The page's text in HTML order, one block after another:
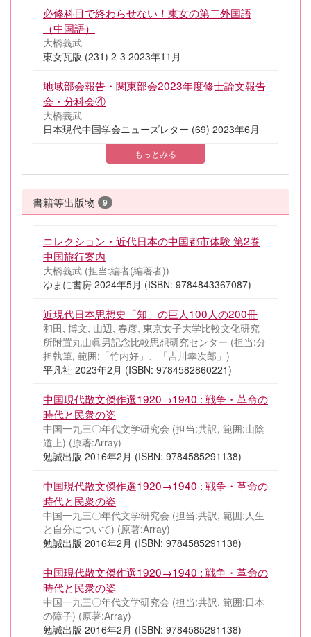
必修科目で終わらせない！東女の第二外国語
（中国語）
大橋義武
東女瓦版 (231) 2-3 2023年11月
地域部会報告・関東部会2023年度修士論文報告
会・分科会④
大橋義武
日本現代中国学会ニューズレター (69) 2023年6月
もっとみる
書籍等出版物 9
コレクション・近代日本の中国都市体験 第2巻
中国旅行案内
大橋義武 (担当:編者(編著者))
ゆまに書房 2024年5月 (ISBN: 9784843367087)
近現代日本思想史「知」の巨人100人の200冊
和田, 博文, 山辺, 春彦, 東京女子大学比較文化研究
所附置丸山眞男記念比較思想研究センター (担当:分
担執筆, 範囲:「竹内好」、「吉川幸次郎」)
平凡社 2023年2月 (ISBN: 9784582860221)
中国現代散文傑作選1920→1940 : 戦争・革命の
時代と民衆の姿
中国一九三〇年代文学研究会 (担当:共訳, 範囲:山陰
道上) (原著:Array)
勉誠出版 2016年2月 (ISBN: 9784585291138)
中国現代散文傑作選1920→1940 : 戦争・革命の
時代と民衆の姿
中国一九三〇年代文学研究会 (担当:共訳, 範囲:人生
と自分について) (原著:Array)
勉誠出版 2016年2月 (ISBN: 9784585291138)
中国現代散文傑作選1920→1940 : 戦争・革命の
時代と民衆の姿
中国一九三〇年代文学研究会 (担当:共訳, 範囲:日本
の障子) (原著:Array)
勉誠出版 2016年2月 (ISBN: 9784585291138)